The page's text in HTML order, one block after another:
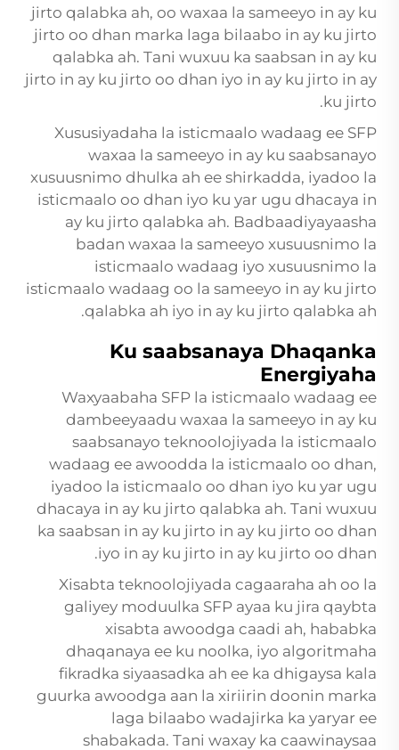
jirto qalabka ah, oo waxaa la sameeyo in ay ku
jirto oo dhan marka laga bilaabo in ay ku jirto
qalabka ah. Tani wuxuu ka saabsan in ay ku
jirto in ay ku jirto oo dhan iyo in ay ku jirto in ay
ku jirto.
Xususiyadaha la isticmaalo wadaag ee SFP
waxaa la sameeyo in ay ku saabsanayo
xusuusnimo dhulka ah ee shirkadda, iyadoo la
isticmaalo oo dhan iyo ku yar ugu dhacaya in
ay ku jirto qalabka ah. Badbaadiyayaasha
badan waxaa la sameeyo xusuusnimo la
isticmaalo wadaag iyo xusuusnimo la
isticmaalo wadaag oo la sameeyo in ay ku jirto
qalabka ah iyo in ay ku jirto qalabka ah.
Ku saabsanaya Dhaqanka
Energiyaha
Waxyaabaha SFP la isticmaalo wadaag ee
dambeeyaadu waxaa la sameeyo in ay ku
saabsanayo teknoolojiyada la isticmaalo
wadaag ee awoodda la isticmaalo oo dhan,
iyadoo la isticmaalo oo dhan iyo ku yar ugu
dhacaya in ay ku jirto qalabka ah. Tani wuxuu
ka saabsan in ay ku jirto in ay ku jirto oo dhan
iyo in ay ku jirto in ay ku jirto oo dhan.
Xisabta teknoolojiyada cagaaraha ah oo la
galiyey moduulka SFP ayaa ku jira qaybta
xisabta awoodga caadi ah, hababka
dhaqanaya ee ku noolka, iyo algoritmaha
fikradka siyaasadka ah ee ka dhigaysa kala
guurka awoodga aan la xiriirin doonin marka
laga bilaabo wadajirka ka yaryar ee
shabakada. Tani waxay ka caawinaysaa